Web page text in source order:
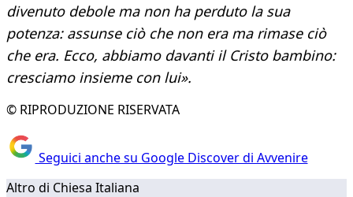
divenuto debole ma non ha perduto la sua
potenza: assunse ciò che non era ma rimase ciò
che era. Ecco, abbiamo davanti il Cristo bambino:
cresciamo insieme con lui».
© RIPRODUZIONE RISERVATA
Seguici anche su Google Discover di Avvenire
Altro di Chiesa Italiana